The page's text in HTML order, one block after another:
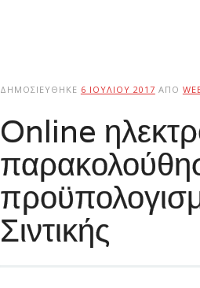
ΔΗΜΟΣΙΕΎΘΗΚΕ 6 ΙΟΥΛΊΟΥ 2017 ΑΠΌ
Online
Σιντικής